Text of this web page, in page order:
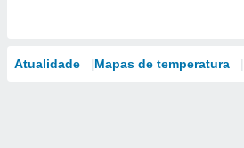
Atualidade Mapas de temperatura